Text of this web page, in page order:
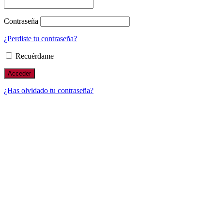
Contraseña
¿Perdiste tu contraseña?
Recuérdame
¿Has olvidado tu contraseña?